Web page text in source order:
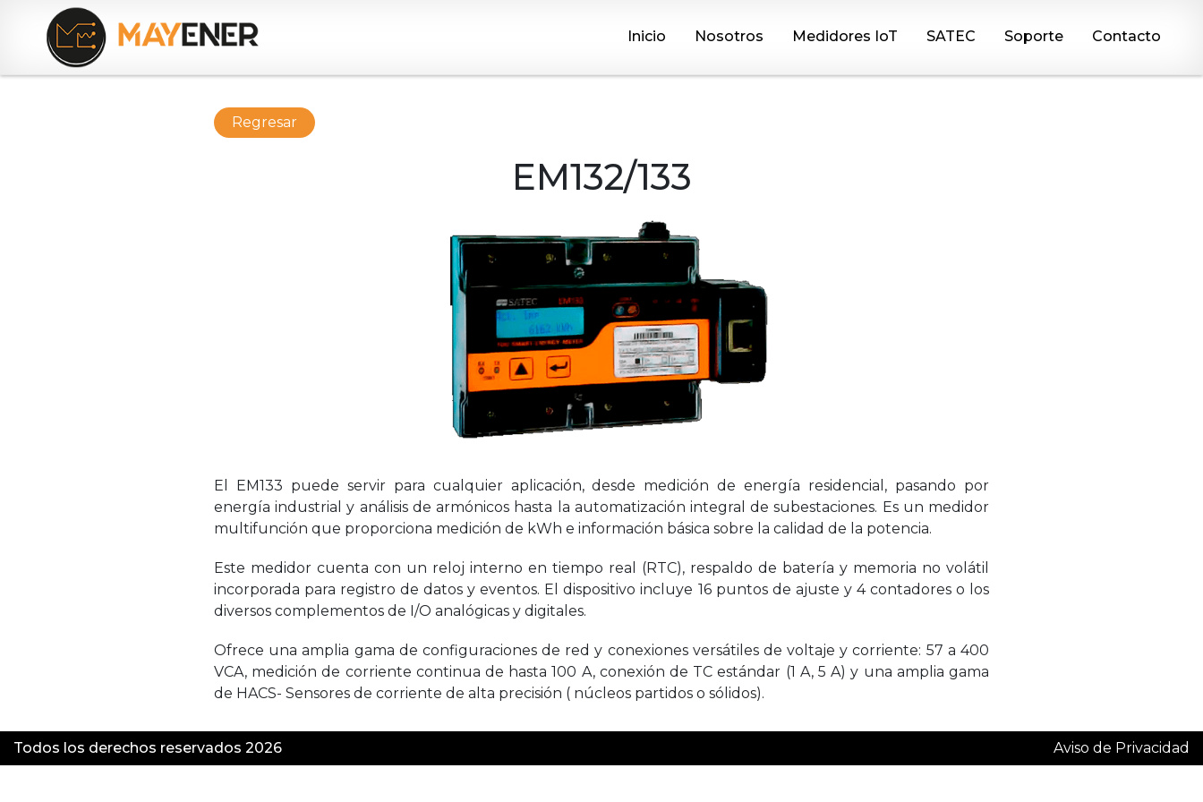
Inicio Nosotros Medidores IoT SATEC Soporte Contacto
Regresar
EM132/133
El EM133 puede servir para cualquier aplicación, desde medición de energía residencial, pasando por
energía industrial y análisis de armónicos hasta la automatización integral de subestaciones. Es un medidor
multifunción que proporciona medición de kWh e información básica sobre la calidad de la potencia.
Este medidor cuenta con un reloj interno en tiempo real (RTC), respaldo de batería y memoria no volátil
incorporada para registro de datos y eventos. El dispositivo incluye 16 puntos de ajuste y 4 contadores o los
diversos complementos de I/O analógicas y digitales.
Ofrece una amplia gama de configuraciones de red y conexiones versátiles de voltaje y corriente: 57 a 400
VCA, medición de corriente continua de hasta 100 A, conexión de TC estándar (1 A, 5 A) y una amplia gama
de HACS- Sensores de corriente de alta precisión ( núcleos partidos o sólidos).
Todos los derechos reservados 2026 Aviso de Privacidad